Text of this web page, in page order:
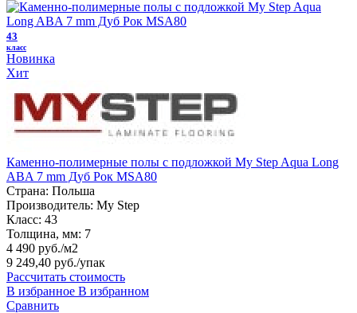
43
класс
Новинка
Хит
Каменно-полимерные полы с подложкой My Step Aqua Long
ABA 7 mm Дуб Рок MSA80
Страна: Польша
Производитель: My Step
Класс: 43
Толщина, мм: 7
4 490 руб./м2
9 249,40 руб./упак
Рассчитать стоимость
В избранное В избранном
Сравнить